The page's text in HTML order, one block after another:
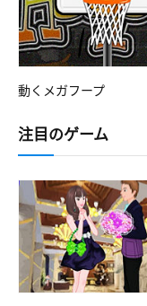
動くメガフープ
注目のゲーム